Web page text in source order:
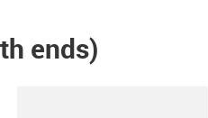
ends)